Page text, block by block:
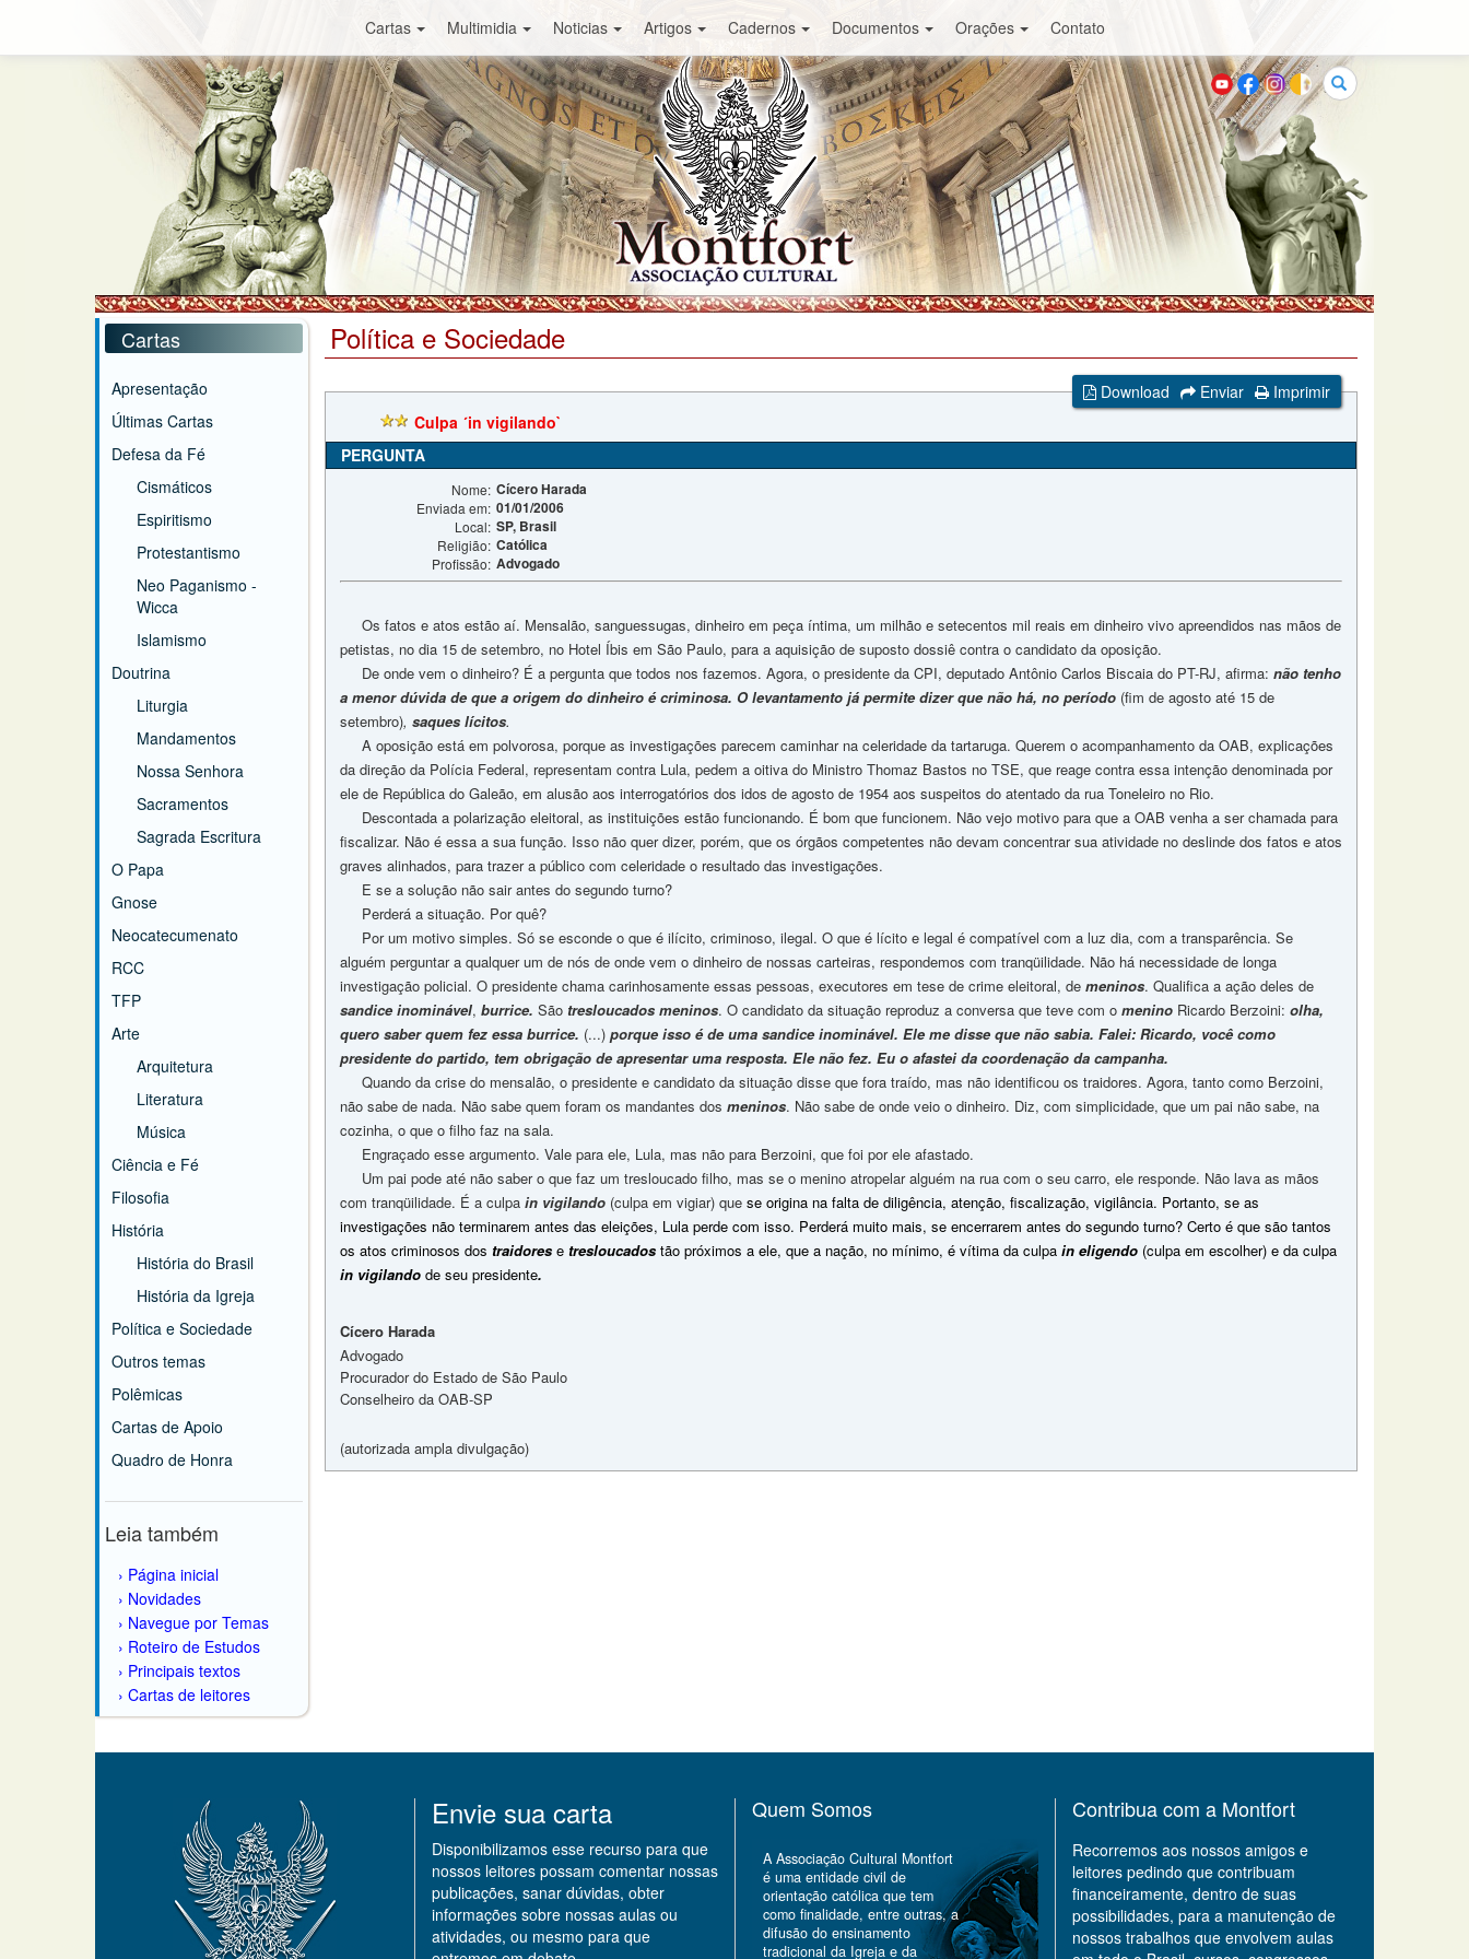
Cartas Multimidia Noticias Artigos Cadernos Documentos Orações Contato
Buscar
Cartas
Apresentação
Últimas Cartas
Defesa da Fé
Cismáticos
Espiritismo
Protestantismo
Neo Paganismo -
Wicca
Islamismo
Doutrina
Liturgia
Mandamentos
Nossa Senhora
Sacramentos
Sagrada Escritura
O Papa
Gnose
Neocatecumenato
RCC
TFP
Arte
Arquitetura
Literatura
Música
Ciência e Fé
Filosofia
História
História do Brasil
História da Igreja
Política e Sociedade
Outros temas
Polêmicas
Cartas de Apoio
Quadro de Honra
Leia também
Página inicial
Novidades
Navegue por Temas
Roteiro de Estudos
Principais textos
Cartas de leitores
Política e Sociedade
Download Enviar
Imprimir
Culpa ´in vigilando`
PERGUNTA
Nome: Cícero Harada
Enviada em: 01/01/2006
Local: SP, Brasil
Religião: Católica
Profissão: Advogado
Os fatos e atos estão aí. Mensalão, sanguessugas, dinheiro em peça íntima, um milhão e setecentos mil reais em dinheiro vivo apreendidos nas mãos de
petistas, no dia 15 de setembro, no Hotel Íbis em São Paulo, para a aquisição de suposto dossiê contra o candidato da oposição.
De onde vem o dinheiro? É a pergunta que todos nos fazemos. Agora, o presidente da CPI, deputado Antônio Carlos Biscaia do PT-RJ, afirma: não tenho
a menor dúvida de que a origem do dinheiro é criminosa. O levantamento já permite dizer que não há, no período (fim de agosto até 15 de
setembro), saques lícitos.
A oposição está em polvorosa, porque as investigações parecem caminhar na celeridade da tartaruga. Querem o acompanhamento da OAB, explicações
da direção da Polícia Federal, representam contra Lula, pedem a oitiva do Ministro Thomaz Bastos no TSE, que reage contra essa intenção denominada por
ele de República do Galeão, em alusão aos interrogatórios dos idos de agosto de 1954 aos suspeitos do atentado da rua Toneleiro no Rio.
Descontada a polarização eleitoral, as instituições estão funcionando. É bom que funcionem. Não vejo motivo para que a OAB venha a ser chamada para
fiscalizar. Não é essa a sua função. Isso não quer dizer, porém, que os órgãos competentes não devam concentrar sua atividade no deslinde dos fatos e atos
graves alinhados, para trazer a público com celeridade o resultado das investigações.
E se a solução não sair antes do segundo turno?
Perderá a situação. Por quê?
Por um motivo simples. Só se esconde o que é ilícito, criminoso, ilegal. O que é lícito e legal é compatível com a luz dia, com a transparência. Se
alguém perguntar a qualquer um de nós de onde vem o dinheiro de nossas carteiras, respondemos com tranqüilidade. Não há necessidade de longa
investigação policial. O presidente chama carinhosamente essas pessoas, executores em tese de crime eleitoral, de meninos. Qualifica a ação deles de
sandice inominável, burrice. São tresloucados meninos. O candidato da situação reproduz a conversa que teve com o menino Ricardo Berzoini: olha,
quero saber quem fez essa burrice. (...) porque isso é de uma sandice inominável. Ele me disse que não sabia. Falei: Ricardo, você como
presidente do partido, tem obrigação de apresentar uma resposta. Ele não fez. Eu o afastei da coordenação da campanha.
Quando da crise do mensalão, o presidente e candidato da situação disse que fora traído, mas não identificou os traidores. Agora, tanto como Berzoini,
não sabe de nada. Não sabe quem foram os mandantes dos meninos. Não sabe de onde veio o dinheiro. Diz, com simplicidade, que um pai não sabe, na
cozinha, o que o filho faz na sala.
Engraçado esse argumento. Vale para ele, Lula, mas não para Berzoini, que foi por ele afastado.
Um pai pode até não saber o que faz um tresloucado filho, mas se o menino atropelar alguém na rua com o seu carro, ele responde. Não lava as mãos
com tranqüilidade. É a culpa in vigilando (culpa em vigiar) que se origina na falta de diligência, atenção, fiscalização, vigilância. Portanto, se as
investigações não terminarem antes das eleições, Lula perde com isso. Perderá muito mais, se encerrarem antes do segundo turno? Certo é que são tantos
os atos criminosos dos traidores e tresloucados tão próximos a ele, que a nação, no mínimo, é vítima da culpa in eligendo (culpa em escolher) e da culpa
in vigilando de seu presidente.
Cícero Harada
Advogado
Procurador do Estado de São Paulo
Conselheiro da OAB-SP
(autorizada ampla divulgação)
Envie sua carta
Disponibilizamos esse recurso para que
nossos leitores possam comentar nossas
publicações, sanar dúvidas, obter
informações sobre nossas aulas ou
atividades, ou mesmo para que
Quem Somos
A Associação Cultural Montfort
é uma entidade civil de
orientação católica que tem
como finalidade, entre outras, a
difusão do ensinamento
tradicional da Igreja e da
Contribua com a Montfort
Recorremos aos nossos amigos e
leitores pedindo que contribuam
financeiramente, dentro de suas
possibilidades, para a manutenção de
nossos trabalhos que envolvem aulas